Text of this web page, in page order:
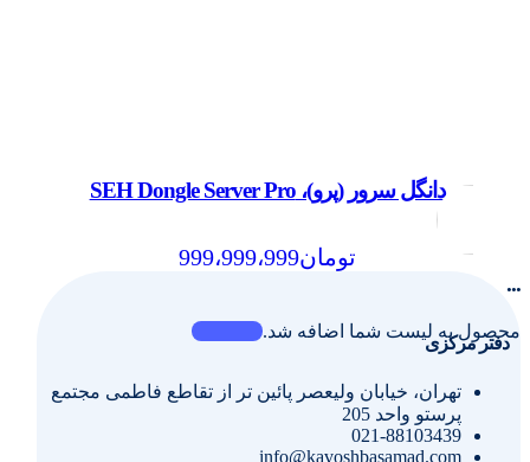
دانگل سرور (پرو)، SEH Dongle Server Pro
تومان999،999،999
...
محصول به لیست شما اضافه شد.
دفتر مرکزی
تهران، خیابان ولیعصر پائین تر از تقاطع فاطمی مجتمع
پرستو واحد 205
021-88103439
info@kavoshbasamad.com